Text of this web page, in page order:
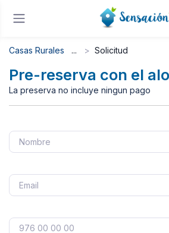
Casas Rurales Solicitud
Pre-reserva con el
La preserva no incluye ningun pago